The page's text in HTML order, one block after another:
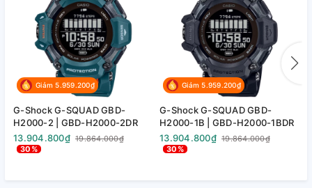
Độ chính xác: ±20 giây một tháng
Tính năng khác
Giờ hiện hành thông thường: Đồng hồ kim: 3 kim (giờ, phút, giây), 3
mặt số (24 giờ, phút bấm giờ, giây bấm giờ)
Hiển thị ngày
Giảm 5.959.200₫
G-Shock G-SQUAD GBD-
H2000-2 | GBD-H2000-2DR
13.904.800₫ 19.864.000₫
30%
Giảm 5.959.200₫
G-Shock G-SQUAD GBD-
H2000-1B | GBD-H2000-1BDR
13.904.800₫ 19.864.000₫
30%